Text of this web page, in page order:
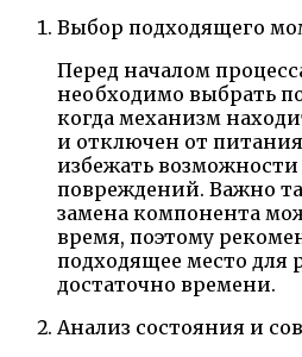
Выбор подходящего
Перед началом
необходимо выбрать
когда механизм
и отключен от
избежать
повреждений. Важно
замена компонента
время, поэтому
подходящее место для
достаточно времени.
Анализ состояния и